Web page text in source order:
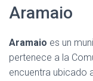
Aramaio
Aramaio es un
pertenece a la
encuentra ubicado